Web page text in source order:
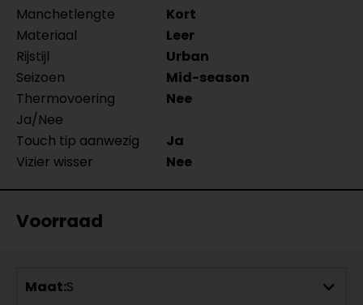
Manchetlengte
Kort
Materiaal
Leer
Rijstijl
Urban
Seizoen
Mid-season
Thermovoering
Ja/Nee
Nee
Touch tip aanwezig
Ja
Vizier wisser
Nee
Voorraad
Maat:S